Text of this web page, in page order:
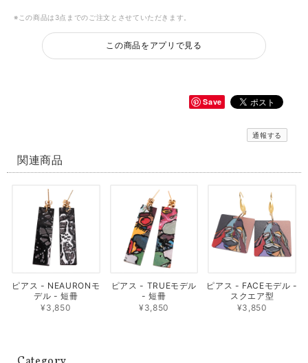
※この商品は3点までのご注文とさせていただきます。
この商品をアプリで見る
Save
通報する
関連商品
ピアス - NEAURONモ
デル - 短冊
¥3,850
ピアス - TRUEモデル
- 短冊
¥3,850
ピアス - FACEモデル -
スクエア型
¥3,850